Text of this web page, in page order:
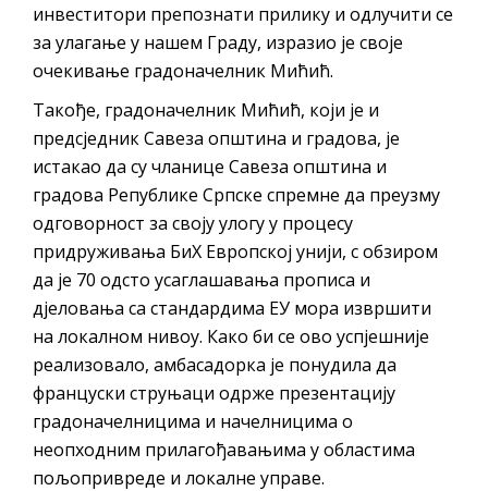
инвеститори препознати прилику и одлучити се
за улагање у нашем Граду, изразио је своје
очекивање градоначелник Мићић.
Такође, градоначелник Мићић, који је и
предсједник Савеза општина и градова, је
истакао да су чланице Савеза општина и
градова Републике Српске спремне да преузму
одговорност за своју улогу у процесу
придруживања БиХ Европској унији, с обзиром
да је 70 одсто усаглашавања прописа и
дјеловања са стандардима ЕУ мора извршити
на локалном нивоу. Како би се ово успјешније
реализовало, амбасадорка је понудила да
француски струњаци одрже презентацију
градоначелницима и начелницима о
неопходним прилагођавањима у областима
пољопривреде и локалне управе.